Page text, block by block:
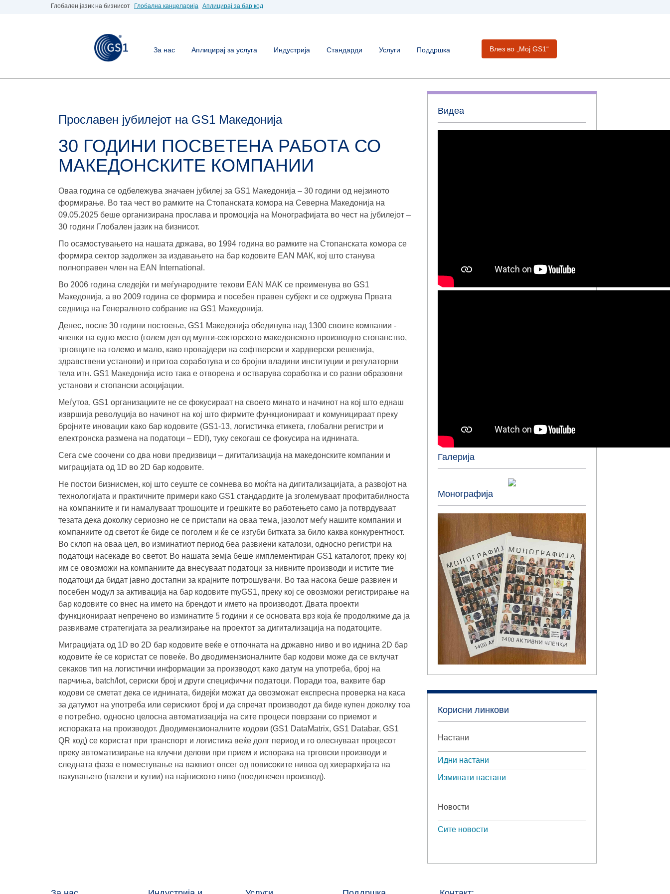
Глобален јазик на бизнисот Глобална канцеларија Аплицирај за бар код
За нас Аплицирај за услуга Индустрија Стандарди Услуги Поддршка Влез во „Moj GS1“
Прославен јубилејот на GS1 Македонија
30 ГОДИНИ ПОСВЕТЕНА РАБОТА СО
МАКЕДОНСКИТЕ КОМПАНИИ
Оваа година се одбележува значаен јубилеј за GS1 Македонија – 30 години од нејзиното
формирање. Во таа чест во рамките на Стопанската комора на Северна Македонија на
09.05.2025 беше организирана прослава и промоција на Монографијата во чест на јубилејот –
30 години Глобален јазик на бизнисот.
По осамостувањето на нашата држава, во 1994 година во рамките на Стопанската комора се
формира сектор задолжен за издавањето на бар кодовите EAN МАК, кој што станува
полноправен член на EAN International.
Во 2006 година следејќи ги меѓународните текови EAN MAK се преименува во GS1
Македонија, а во 2009 година се формира и посебен правен субјект и се одржува Првата
седница на Генералното собрание на GS1 Македонија.
Денес, после 30 години постоење, GS1 Македонија обединува над 1300 своите компании -
членки на едно место (голем дел од мулти-секторското македонското производно стопанство,
трговците на големо и мало, како провајдери на софтверски и хардверски решенија,
здравствени установи) и притоа соработува и со бројни владини институции и регулаторни
тела итн. GS1 Македонија исто така е отворена и остварува соработка и со разни образовни
установи и стопански асоцијации.
Меѓутоа, GS1 организациите не се фокусираат на своето минато и начинот на кој што еднаш
извршија револуција во начинот на кој што фирмите функционираат и комуницираат преку
бројните иновации како бар кодовите (GS1-13, логистичка етикета, глобални регистри и
електронска размена на податоци – EDI), туку секогаш се фокусира на иднината.
Сега сме соочени со два нови предизвици – дигитализација на македонските компании и
миграцијата од 1D во 2D бар кодовите.
Не постои бизнисмен, кој што сеуште се сомнева во моќта на дигитализацијата, а развојот на
технологијата и практичните примери како GS1 стандардите ја зголемуваат профитабилноста
на компаниите и ги намалуваат трошоците и грешките во работењето само ја потврдуваат
тезата дека доколку сериозно не се пристапи на оваа тема, јазолот меѓу нашите компании и
компаниите од светот ќе биде се поголем и ќе се изгуби битката за било каква конкурентност.
Во склоп на оваа цел, во изминатиот период беа развиени каталози, односно регистри на
податоци насекаде во светот. Во нашата земја беше имплементиран GS1 каталогот, преку кој
им се овозможи на компаниите да внесуваат податоци за нивните производи и истите тие
податоци да бидат јавно достапни за крајните потрошувачи. Во таа насока беше развиен и
посебен модул за активација на бар кодовите myGS1, преку кој се овозможи регистрирање на
бар кодовите со внес на името на брендот и името на производот. Двата проекти
функционираат непречено во изминатите 5 години и се основата врз која ќе продолжиме да ја
развиваме стратегијата за реализирање на проектот за дигитализација на податоците.
Миграцијата од 1D во 2D бар кодовите веќе е отпочната на државно ниво и во иднина 2D бар
кодовите ќе се користат се повеќе. Во дводимензионалните бар кодови може да се вклучат
секаков тип на логистички информации за производот, како датум на употреба, број на
парчиња, batch/lot, сериски број и други специфични податоци. Поради тоа, ваквите бар
кодови се сметат дека се иднината, бидејќи можат да овозможат експресна проверка на каса
за датумот на употреба или серискиот број и да спречат производот да биде купен доколку тоа
е потребно, односно целосна автоматизација на сите процеси поврзани со приемот и
испораката на производот. Дводимензионалните кодови (GS1 DataMatrix, GS1 Databar, GS1
QR код) се користат при транспорт и логистика веќе долг период и го олеснуваат процесот
преку автоматизирање на клучни делови при прием и испорака на трговски производи и
следната фаза е поместување на ваквиот опсег од повисоките нивоа од хиерархијата на
пакувањето (палети и кутии) на најниското ниво (поединечен производ).
Видеа
Галерија
Монографија
Корисни линкови
Настани
Идни настани
Изминати настани
Новости
Сите новости